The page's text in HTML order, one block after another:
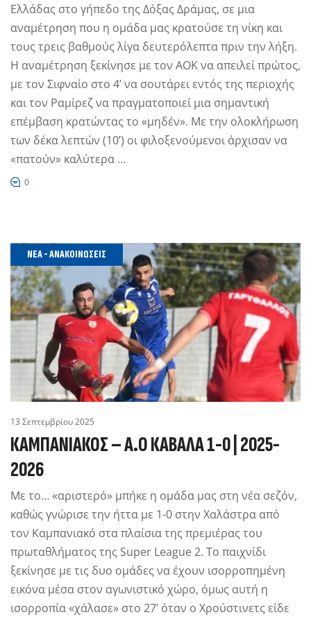
Ελλάδας στο γήπεδο της Δόξας Δράμας, σε μια
αναμέτρηση που η ομάδα μας κρατούσε τη νίκη και
τους τρεις βαθμούς λίγα δευτερόλεπτα πριν την λήξη.
Η αναμέτρηση ξεκίνησε με τον ΑΟΚ να απειλεί πρώτος,
με τον Σιφναίο στο 4’ να σουτάρει εντός της περιοχής
και τον Ραμίρεζ να πραγματοποιεί μια σημαντική
επέμβαση κρατώντας το «μηδέν». Με την ολοκλήρωση
των δέκα λεπτών (10’) οι φιλοξενούμενοι άρχισαν να
«πατούν» καλύτερα …
0
ΝΈΑ - ΑΝΑΚΟΙΝΏΣΕΙΣ
13 Σεπτεμβρίου 2025
ΚΑΜΠΑΝΙΑΚΟΣ – Α.Ο ΚΑΒΑΛΑ 1-0 | 2025-
2026
Με το… «αριστερό» μπήκε η ομάδα μας στη νέα σεζόν,
καθώς γνώρισε την ήττα με 1-0 στην Χαλάστρα από
τον Καμπανιακό στα πλαίσια της πρεμιέρας του
πρωταθλήματος της Super League 2. Το παιχνίδι
ξεκίνησε με τις δυο ομάδες να έχουν ισορροπημένη
εικόνα μέσα στον αγωνιστικό χώρο, όμως αυτή η
ισορροπία «χάλασε» στο 27’ όταν ο Χρούστινετς είδε